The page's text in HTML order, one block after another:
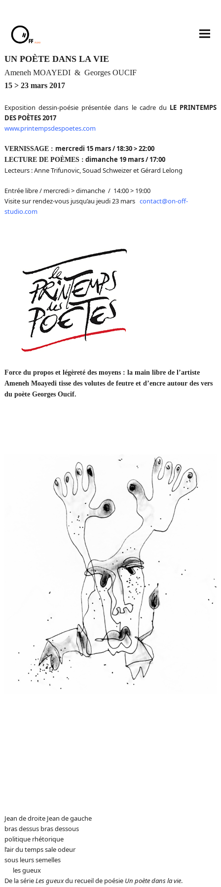
UN POÈTE DANS LA VIE
Ameneh MOAYEDI & Georges OUCIF
15 > 23 mars 2017
Exposition dessin-poésie présentée dans le cadre du LE PRINTEMPS
DES POÈTES 2017
www.printempsdespoetes.com
VERNISSAGE : mercredi 15 mars / 18:30 > 22:00
LECTURE DE POÈMES : dimanche 19 mars / 17:00
Lecteurs : Anne Trifunovic, Souad Schweizer et Gérard Lelong
Entrée libre / mercredi > dimanche / 14:00 > 19:00
Visite sur rendez-vous jusqu’au jeudi 23 mars contact@on-off-
studio.com
Force du propos et légèreté des moyens : la main libre de l’artiste
Ameneh Moayedi tisse des volutes de feutre et d’encre autour des vers
du poète Georges Oucif.
Jean de droite Jean de gauche
bras dessus bras dessous
politique rhétorique
l’air du temps sale odeur
sous leurs semelles
les gueux
De la sérieLes gueuxdu recueil de poésie Un poète dans la vie.